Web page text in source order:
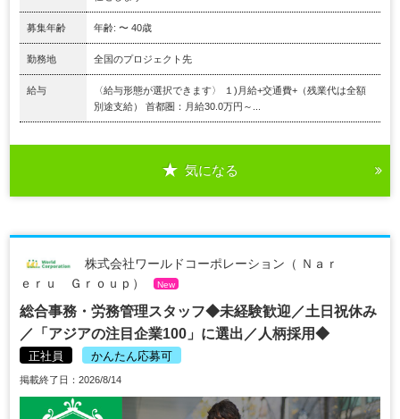
募集年齢 年齢: 〜 40歳
勤務地 全国のプロジェクト先
給与
〈給与形態が選択できます〉 １)月給+交通費+（残業代は全額
別途支給） 首都圏：月給30.0万円～...
気になる
株式会社ワールドコーポレーション（ Ｎａｒ
ｅｒｕ Ｇｒｏｕｐ）
New
総合事務・労務管理スタッフ◆未経験歓迎／土日祝休み
／「アジアの注目企業100」に選出／人柄採用◆
正社員 かんたん応募可
掲載終了日：2026/8/14